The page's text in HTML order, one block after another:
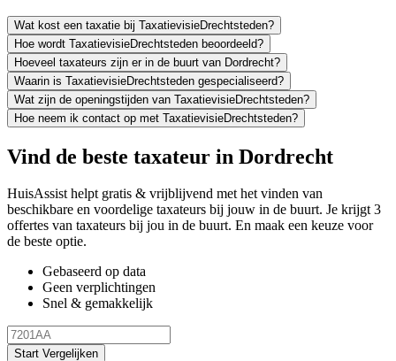
Wat kost een taxatie bij TaxatievisieDrechtsteden?
Hoe wordt TaxatievisieDrechtsteden beoordeeld?
Hoeveel taxateurs zijn er in de buurt van Dordrecht?
Waarin is TaxatievisieDrechtsteden gespecialiseerd?
Wat zijn de openingstijden van TaxatievisieDrechtsteden?
Hoe neem ik contact op met TaxatievisieDrechtsteden?
Vind de beste taxateur in Dordrecht
HuisAssist helpt gratis & vrijblijvend met het vinden van
beschikbare en voordelige taxateurs bij jouw in de buurt. Je krijgt 3
offertes van taxateurs bij jou in de buurt. En maak een keuze voor
de beste optie.
Gebaseerd op data
Geen verplichtingen
Snel & gemakkelijk
Start Vergelijken